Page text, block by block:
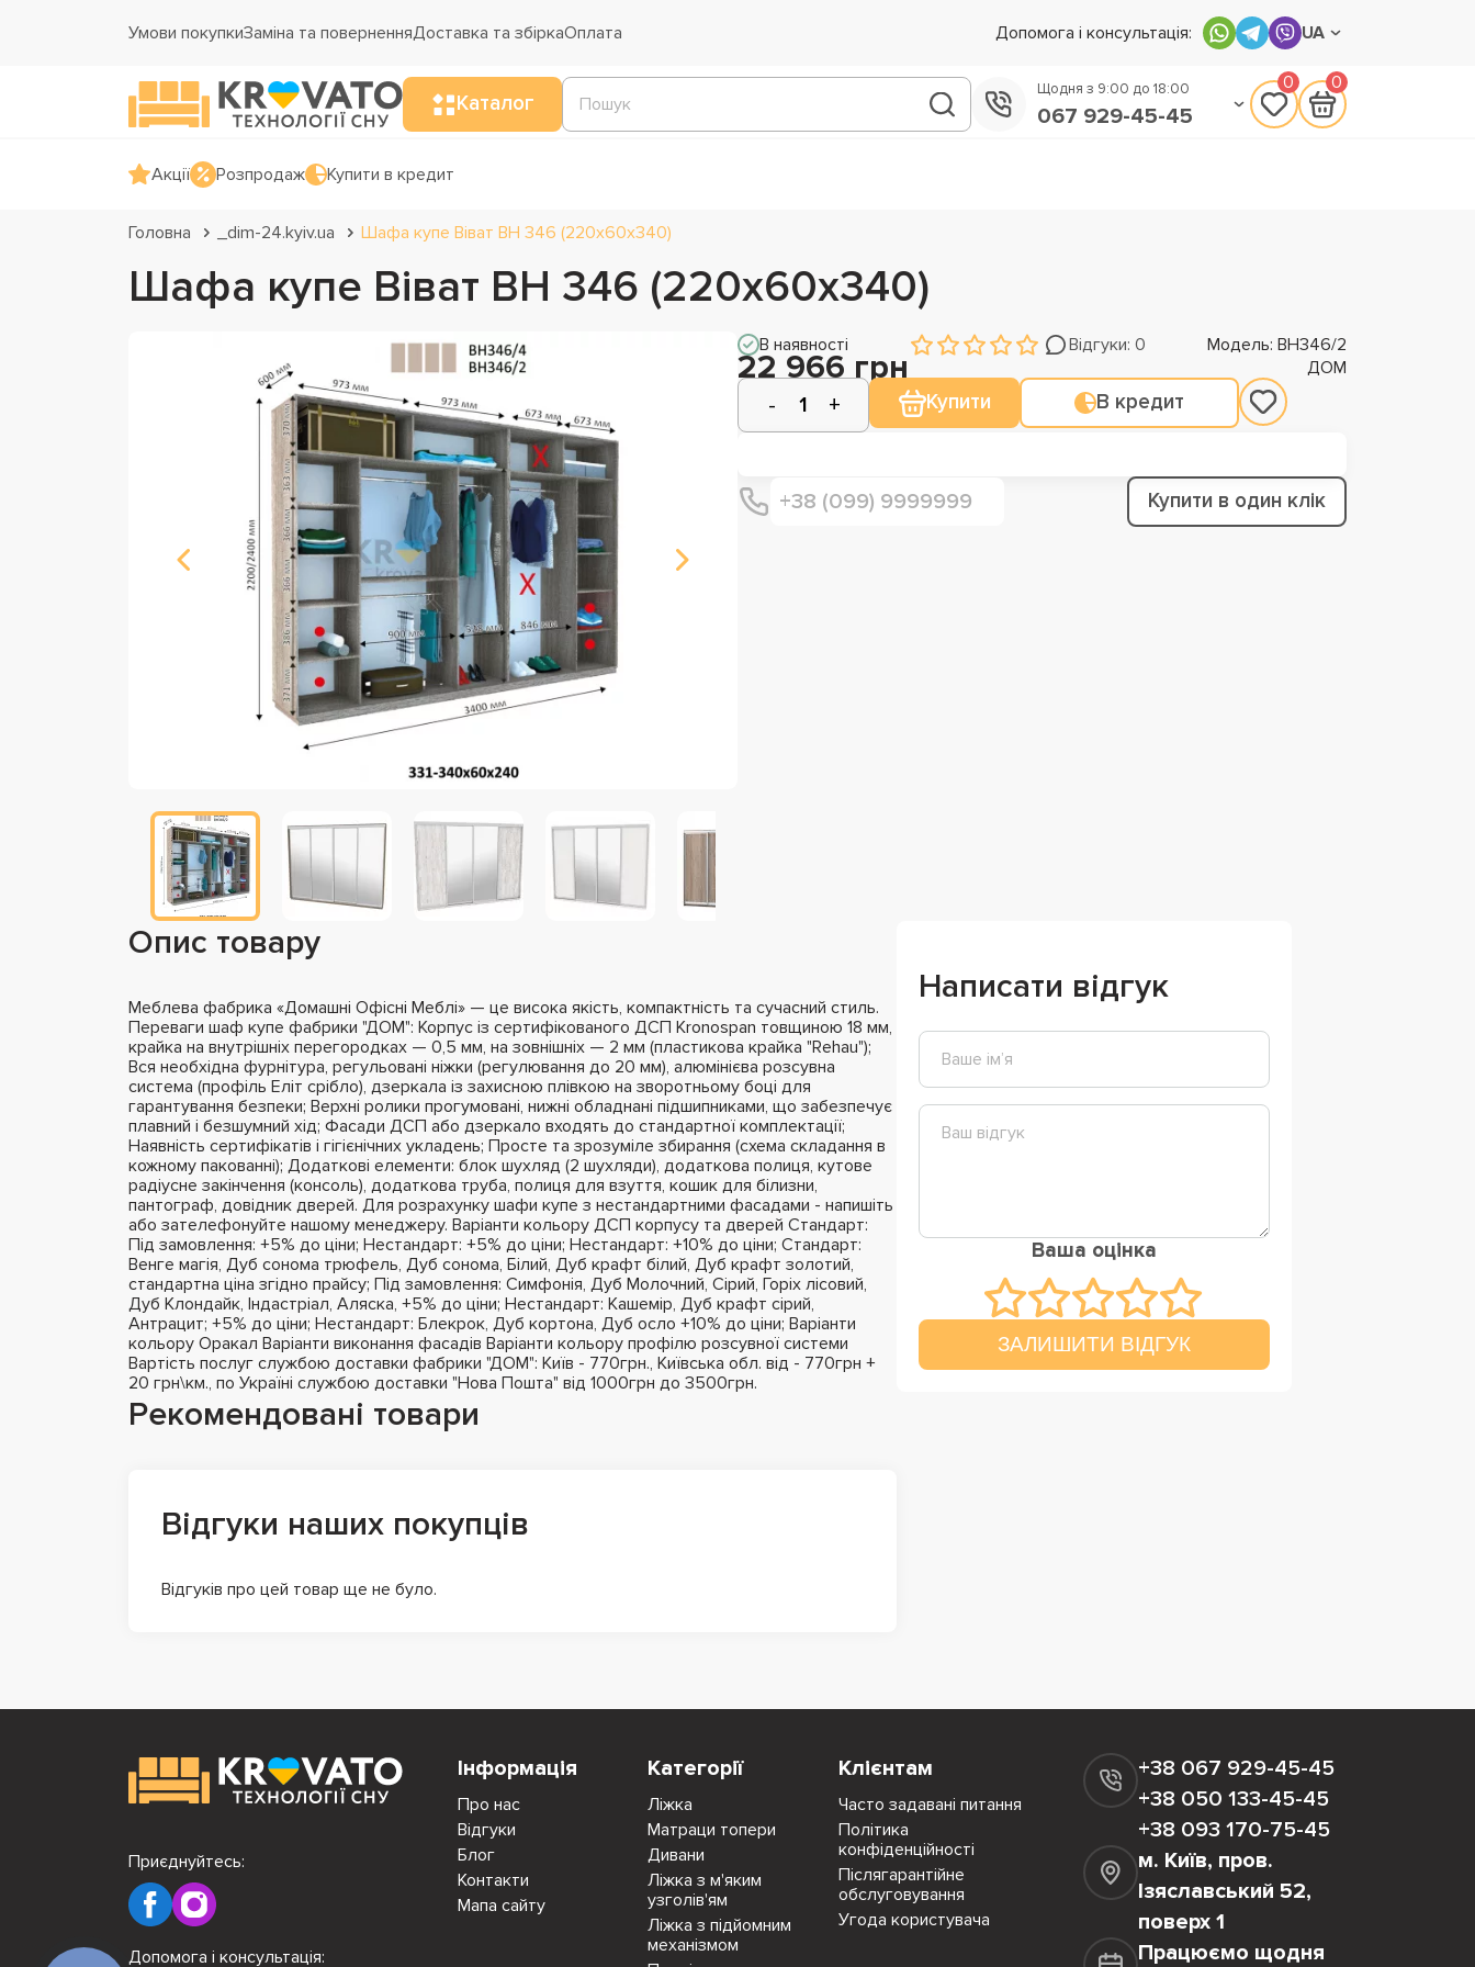
Умови покупкиЗаміна та поверненняДоставка та збіркаОплата Допомога і консультація: UA
Каталог
Щодня з 9:00 до 18:00
067 929-45-45
0 0
Акції Розпродаж Купити в кредит
Головна _dim-24.kyiv.ua Шафа купе Віват ВН 346 (220х60х340)
Шафа купе Віват ВН 346 (220х60х340)
В наявності Відгуки: 0 Модель: ВН346/2
22 966 грн ДОМ
Купити В кредит
Купити в один клік
Опис товару
Меблева фабрика «Домашні Офісні Меблі» — це висока якість, компактність та сучасний стиль.
Переваги шаф купе фабрики "ДОМ": Корпус із сертифікованого ДСП Kronospan товщиною 18 мм,
крайка на внутрішніх перегородках — 0,5 мм, на зовнішніх — 2 мм (пластикова крайка "Rehau");
Вся необхідна фурнітура, регульовані ніжки (регулювання до 20 мм), алюмінієва розсувна
система (профіль Еліт срібло), дзеркала із захисною плівкою на зворотньому боці для
гарантування безпеки; Верхні ролики прогумовані, нижні обладнані підшипниками, що забезпечує
плавний і безшумний хід; Фасади ДСП або дзеркало входять до стандартної комплектації;
Наявність сертифікатів і гігієнічних укладень; Просте та зрозуміле збирання (схема складання в
кожному пакованні); Додаткові елементи: блок шухляд (2 шухляди), додаткова полиця, кутове
радіусне закінчення (консоль), додаткова труба, полиця для взуття, кошик для білизни,
пантограф, довідник дверей. Для розрахунку шафи купе з нестандартними фасадами - напишіть
або зателефонуйте нашому менеджеру. Варіанти кольору ДСП корпусу та дверей Стандарт:
Під замовлення: +5% до ціни; Нестандарт: +5% до ціни; Нестандарт: +10% до ціни; Стандарт:
Венге магія, Дуб сонома трюфель, Дуб сонома, Білий, Дуб крафт білий, Дуб крафт золотий,
стандартна ціна згідно прайсу; Під замовлення: Симфонія, Дуб Молочний, Сірий, Горіх лісовий,
Дуб Клондайк, Індастріал, Аляска, +5% до ціни; Нестандарт: Кашемір, Дуб крафт сірий,
Антрацит; +5% до ціни; Нестандарт: Блекрок, Дуб кортона, Дуб осло +10% до ціни; Варіанти
кольору Оракал Варіанти виконання фасадів Варіанти кольору профілю розсувної системи
Вартість послуг службою доставки фабрики "ДОМ": Київ - 770грн., Київська обл. від - 770грн +
20 грн\км., по Україні службою доставки "Нова Пошта" від 1000грн до 3500грн.
Рекомендовані товари
Відгуки наших покупців
Відгуків про цей товар ще не було.
Написати відгук
Ваша оцінка
ЗАЛИШИТИ ВІДГУК
Інформація
Про нас
Відгуки
Блог
Контакти
Мапа сайту
Категорії
Ліжка
Матраци топери
Дивани
Ліжка з м'яким
узголів'ям
Ліжка з підйомним
механізмом
Клієнтам
Часто задавані питання
Політика
конфіденційності
Післягарантійне
обслуговування
Угода користувача
+38 067 929-45-45
+38 050 133-45-45
+38 093 170-75-45
м. Київ, пров.
Ізяславський 52,
поверх 1
Працюємо щодня
Приєднуйтесь:
Допомога і консультація: